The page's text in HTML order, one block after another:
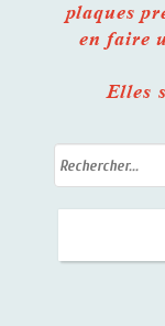
plaques
en faire
Elles